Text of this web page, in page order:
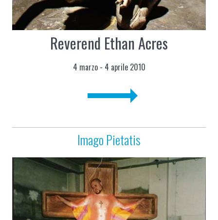
Reverend Ethan Acres
4 marzo - 4 aprile 2010
Imago Pietatis